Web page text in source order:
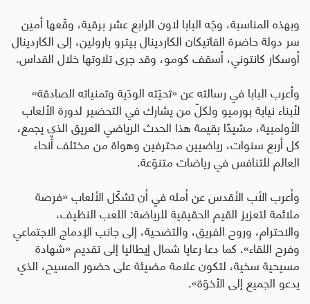
وبهذه المناسبة، وجّه البابا لاون الرابع عشر برقية، وقّعها أمين
سر دولة حاضرة الفاتيكان الكاردينال بيترو بارولين، إلى الكاردينال
أوسكار كانتوني، أسقف كومو، وقد جرى تلاوتها خلال القداس.
وأعرب البابا في رسالته عن «تحيّته الودّية وتمنياته الصادقة»
لأبناء نيابة بورميو ولكلّ من يشارك في التحضير لدورة الألعاب
الأولمبية، مشيدًا بقيمة هذا الحدث الرياضي العريق الذي يجمع،
كل أربع سنوات، رياضيين محترفين وهواة من مختلف أنحاء
العالم للتنافس في رياضات متنوّعة.
وأعرب الأب الأقدس عن أمله في أن تشكّل الألعاب «فرصة
ملائمة لتعزيز القيم الحقيقية للرياضة: اللعب النظيف،
والاحترام، وروح الفريق، والتضحية، إلى جانب الإدماج الاجتماعي
وفرح اللقاء». كما دعا رعايا شمال إيطاليا إلى تقديم «شهادة
مسيحية سخية، لتكون علامة مضيئة على حضور المسيح، الذي
يدعو الجميع إلى الأخوّة».